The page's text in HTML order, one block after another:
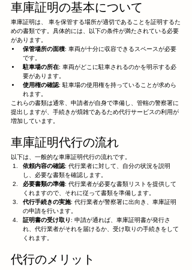
車庫証明の基本について
車庫証明は、 車を保管する場所が適切であることを証明するた
めの書類です。具体的には、以下の条件が満たされている必要
があります。
保管場所の面積: 車両が十分に収容できるスペースが必要
です。
駐車場の所在: 車両がどこに駐車されるのかを明示する必
要があります。
使用権の確認: 駐車場の使用権を持っていることが求めら
れます。
これらの書類は通常、申請者が自身で準備し、管轄の警察署に
提出しますが、手続きが煩雑であるため代行サービスの利用が
増加しています。
車庫証明代行の流れ
以下は、一般的な車庫証明代行の流れです。
依頼内容の確認: 代行業者に対して、自分の状況を説明
し、必要な書類を確認します。
必要書類の準備: 代行業者が必要な書類リストを提供して
くれますので、それに従って書類を準備します。
代行手続きの実施: 代行業者が警察署に出向き、車庫証明
の申請を行います。
証明書の受け取り: 申請が通れば、車庫証明書が発行さ
れ、代行業者がそれを届けるか、受け取りの手続きをして
くれます。
代行のメリット